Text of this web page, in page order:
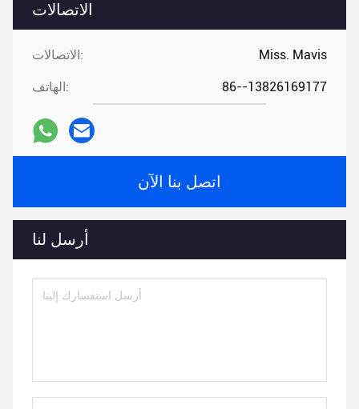
الاتصالات
الاتصالات: Miss. Mavis
الهاتف: 86--13826169177
اتصل بنا الآن
أرسل لنا